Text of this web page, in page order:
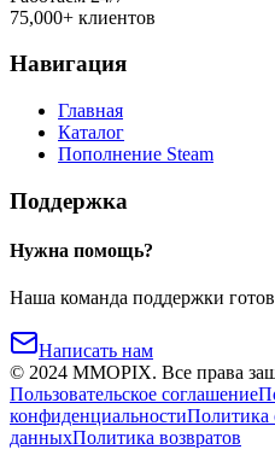
75,000+ клиентов
Навигация
Главная
Каталог
Пополнение Steam
Поддержка
Нужна помощь?
Наша команда поддержки
Написать нам
© 2024 MMOPIX. Все права
Пользовательское соглашение
конфиденциальностиПолитика
данныхПолитика возвратов